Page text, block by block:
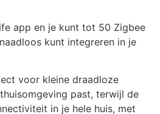
app en je kunt tot 50 Zigbee
kunt integreren in je
voor kleine draadloze
past, terwijl de
in je hele huis, met